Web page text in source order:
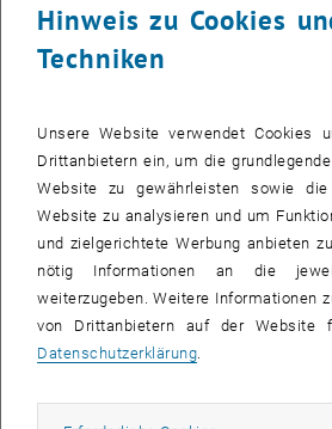
profitiert. Die Wissenschaftlerinnen und
Wien und der JKU Linz leisten damit einen
Interdisziplinäre Zusammenarbeit
Linz
Die beiden Universitäten bringen jeweils
ergänzende Forschungsstärken in
Science
, in der Mobilität und bei der
das Doktoratskolleg mit ein. Die
ermöglicht ganzheitliche Lösungsansätze
Herausforderungen im Bereich der
Hinweis zu Cookies
Techniken
Unsere Website verwendet Cookies
Drittanbietern ein, um die
Website zu gewährleisten sowie
Website zu analysieren und um
und zielgerichtete Werbung anbieten
nötig Informationen an die
weiterzugeben. Weitere Informationen
von Drittanbietern auf der Website
Datenschutzerklärung